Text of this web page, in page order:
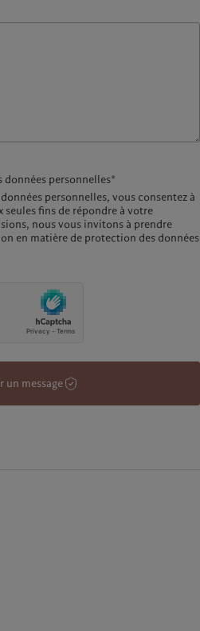
personnelles*
personnelles, vous consentez à
fins de répondre à votre
nous vous invitons à prendre
en matière de protection des données
un message